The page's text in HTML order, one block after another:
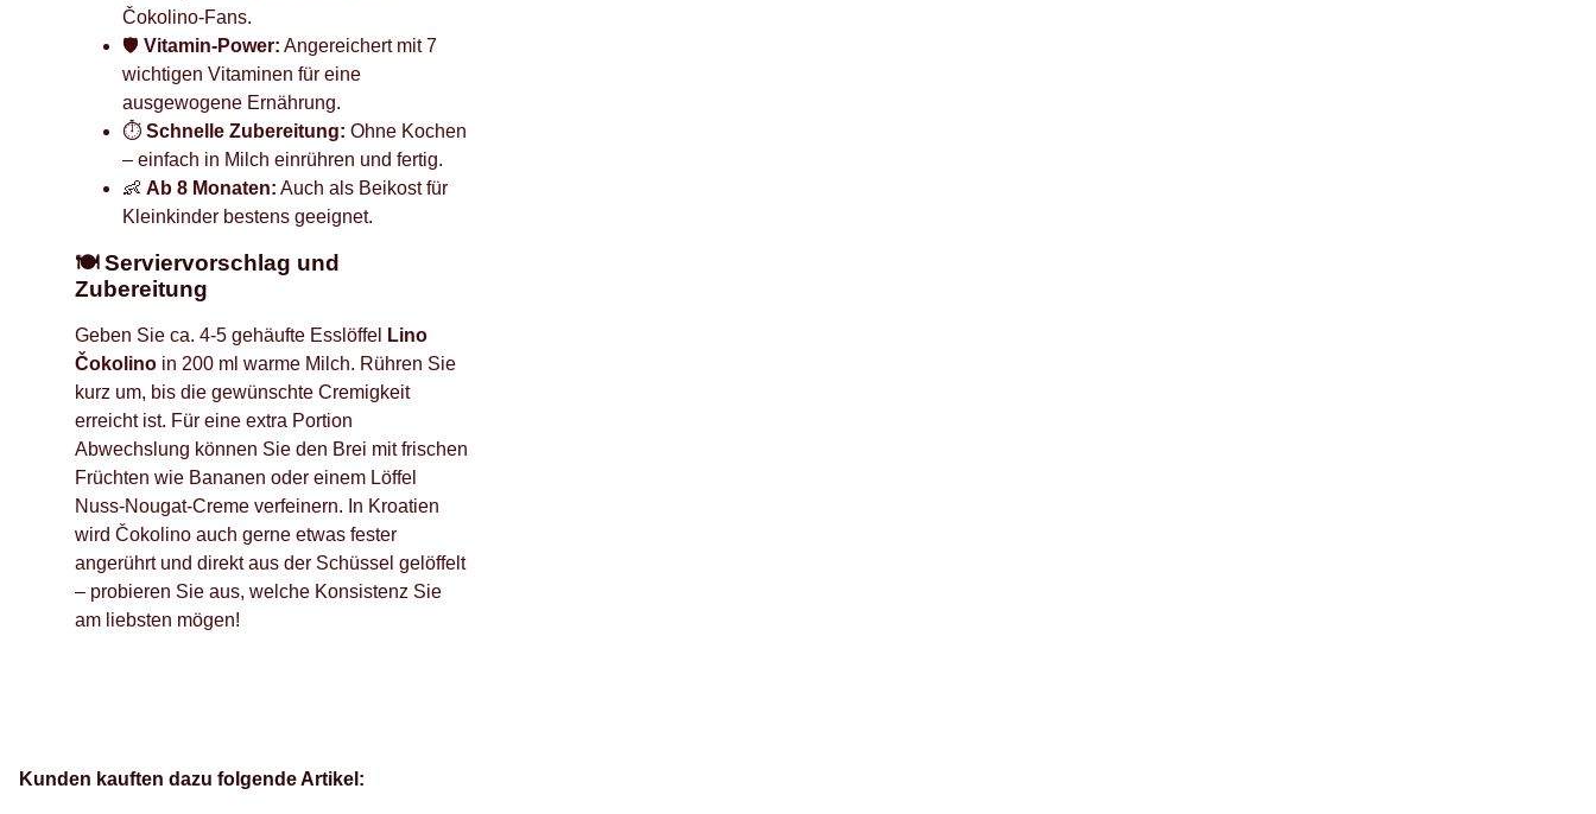
Čokolino-Fans.
🛡️ Vitamin-Power: Angereichert mit 7
wichtigen Vitaminen für eine
ausgewogene Ernährung.
⏱️ Schnelle Zubereitung: Ohne Kochen
– einfach in Milch einrühren und fertig.
👶 Ab 8 Monaten: Auch als Beikost für
Kleinkinder bestens geeignet.
🍽️ Serviervorschlag und
Zubereitung
Geben Sie ca. 4-5 gehäufte Esslöffel
Lino
Čokolino in 200 ml warme Milch. Rühren Sie
kurz um, bis die gewünschte Cremigkeit
erreicht ist. Für eine extra Portion
Abwechslung können Sie den Brei mit frischen
Früchten wie Bananen oder einem Löffel
Nuss-Nougat-Creme verfeinern. In Kroatien
wird Čokolino auch gerne etwas fester
angerührt und direkt aus der Schüssel gelöffelt
– probieren Sie aus, welche Konsistenz Sie
am liebsten mögen!
Kunden kauften dazu folgende Artikel: